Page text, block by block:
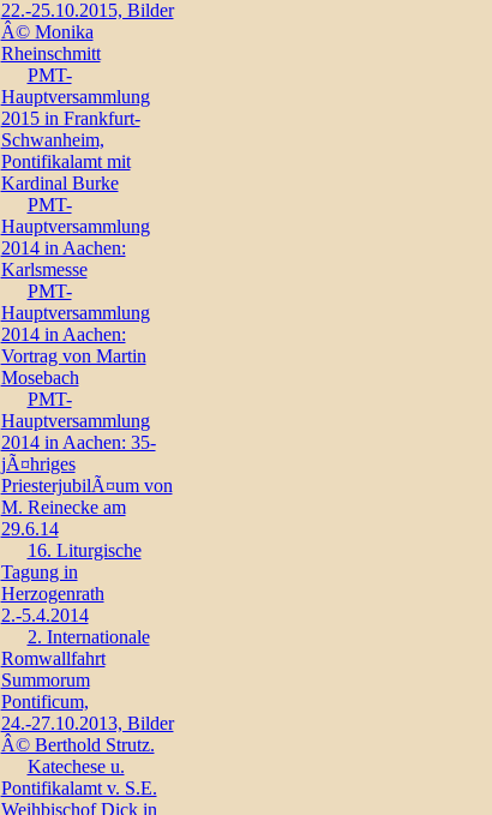
22.-25.10.2015, Bilder
Â© Monika
Rheinschmitt
PMT-
Hauptversammlung
2015 in Frankfurt-
Schwanheim,
Pontifikalamt mit
Kardinal Burke
PMT-
Hauptversammlung
2014 in Aachen:
Karlsmesse
PMT-
Hauptversammlung
2014 in Aachen:
Vortrag von Martin
Mosebach
PMT-
Hauptversammlung
2014 in Aachen: 35-
jÃ¤hriges
PriesterjubilÃ¤um von
M. Reinecke am
29.6.14
16. Liturgische
Tagung in
Herzogenrath
2.-5.4.2014
2. Internationale
Romwallfahrt
Summorum
Pontificum,
24.-27.10.2013, Bilder
Â© Berthold Strutz.
Katechese u.
Pontifikalamt v. S.E.
Weihbischof Dick in